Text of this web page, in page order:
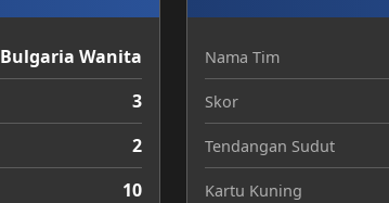
Bulgaria Wanita
3
2
10
Nama Tim
Skor
Tendangan Sudut
Kartu Kuning